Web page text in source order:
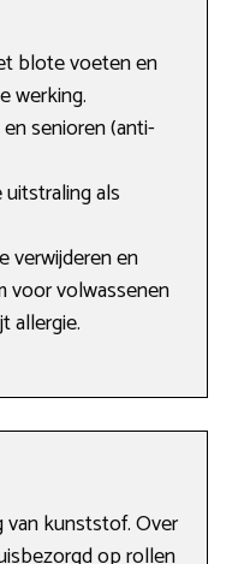
blote voeten en
werking.
senioren (anti-
als
verwijderen en
voor volwassenen
allergie.
kunststof. Over